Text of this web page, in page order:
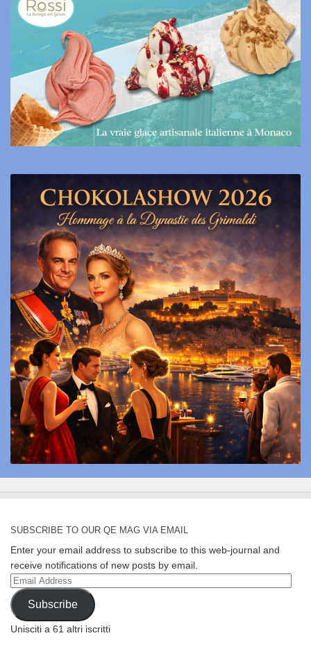
SUBSCRIBE TO OUR QE MAG VIA EMAIL
Enter your email address to subscribe to this web-journal and
receive notifications of new posts by email.
Email
Address
Subscribe
Unisciti a 61 altri iscritti